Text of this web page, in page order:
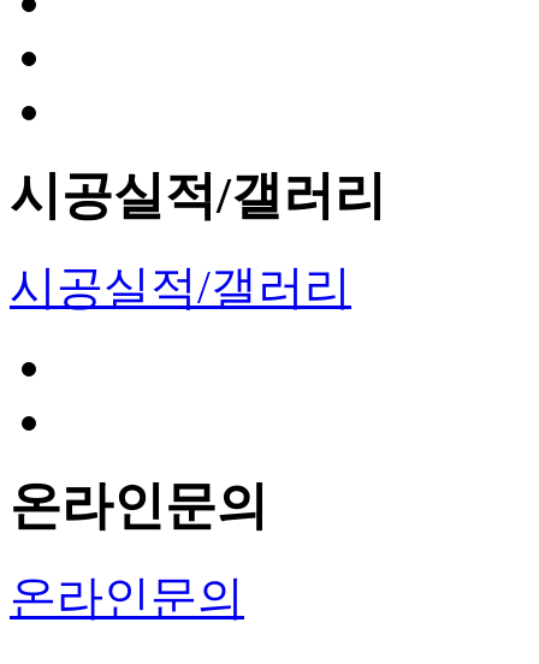
시공실적/갤러리
시공실적/갤러리
온라인문의
온라인문의